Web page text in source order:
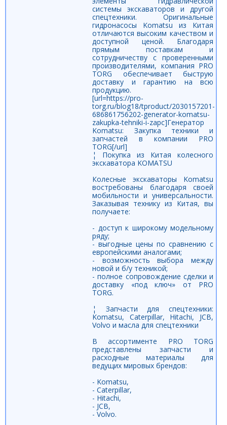
системы экскаваторов и другой
спецтехники. Оригинальные
гидронасосы Komatsu из Китая
отличаются высоким качеством и
доступной ценой. Благодаря
прямым поставкам и
сотрудничеству с проверенными
производителями, компания PRO
TORG обеспечивает быструю
доставку и гарантию на всю
продукцию.
[url=https://pro-
torg.ru/blog18/tproduct/2030157201-
686861756202-generator-komatsu-
zakupka-tehniki-i-zapc]Генератор
Komatsu: Закупка техники и
запчастей в компании PRO
TORG[/url]
¦ Покупка из Китая колесного
экскаватора KOMATSU
Колесные экскаваторы Komatsu
востребованы благодаря своей
мобильности и универсальности.
Заказывая технику из Китая, вы
получаете:
- доступ к широкому модельному
ряду;
- выгодные цены по сравнению с
европейскими аналогами;
- возможность выбора между
новой и б/у техникой;
- полное сопровождение сделки и
доставку «под ключ» от PRO
TORG.
¦ Запчасти для спецтехники:
Komatsu, Caterpillar, Hitachi, JCB,
Volvo и масла для спецтехники
В ассортименте PRO TORG
представлены запчасти и
расходные материалы для
ведущих мировых брендов:
- Komatsu,
- Caterpillar,
- Hitachi,
- JCB,
- Volvo.